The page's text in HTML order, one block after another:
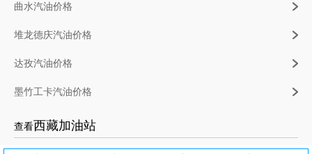
曲水汽油价格
堆龙德庆汽油价格
达孜汽油价格
墨竹工卡汽油价格
查看西藏加油站